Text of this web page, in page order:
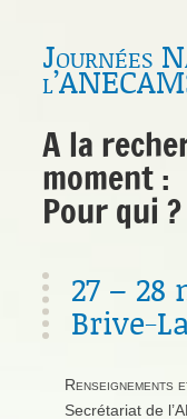
Journées
A la
moment :
Pour qui
27 – 28
Brive-
Renseignements
Secrétariat de